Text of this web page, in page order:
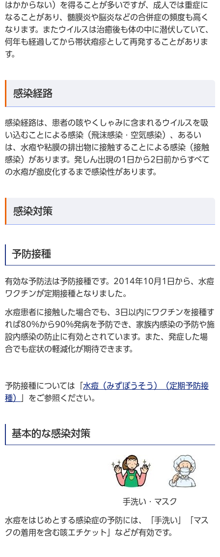
はかからない）を得ることが多いですが、成人では重症に
なることがあり、髄膜炎や脳炎などの合併症の頻度も高く
なります。またウイルスは治癒後も体の中に潜伏していて、
何年も経過してから帯状疱疹として再発することがありま
す。
感染経路
感染経路は、患者の咳やくしゃみに含まれるウイルスを吸
い込むことによる感染（飛沫感染・空気感染）、あるい
は、水疱や粘膜の排出物に接触することによる感染（接触
感染）があります。発しん出現の1日から2日前からすべて
の水疱が痂皮化するまで感染性があります。
感染対策
予防接種
有効な予防法は予防接種です。2014年10月1日から、水痘
ワクチンが定期接種となりました。
水痘患者に接触した場合でも、3日以内にワクチンを接種す
れば80%から90%発病を予防でき、家族内感染の予防や施
設内感染の防止に有効とされています。また、発症した場
合でも症状の軽減化が期待できます。
予防接種については「 水痘（みずぼうそう）（定期予防接
種）
」をご参照ください。
基本的な感染対策
手洗い・マスク
水痘をはじめとする感染症の予防には、「手洗い」「マス
クの着用を含む咳エチケット」などが有効です。